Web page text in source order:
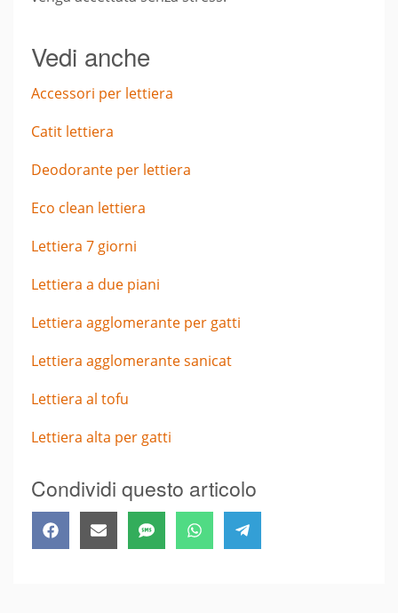
Vedi anche
Accessori per lettiera
Catit lettiera
Deodorante per lettiera
Eco clean lettiera
Lettiera 7 giorni
Lettiera a due piani
Lettiera agglomerante per gatti
Lettiera agglomerante sanicat
Lettiera al tofu
Lettiera alta per gatti
Condividi questo articolo
Share
on
FacebookShare
on
Email Share
on
SMS Share
on
WhatsAppShare
on